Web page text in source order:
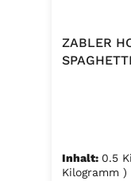
ZABLER
Inhalt: 0.5
Kilogramm )